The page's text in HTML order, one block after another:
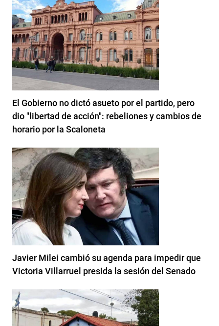
El Gobierno no dictó asueto por el partido, pero
dio "libertad de acción": rebeliones y cambios de
horario por la Scaloneta
Javier Milei cambió su agenda para impedir que
Victoria Villarruel presida la sesión del Senado